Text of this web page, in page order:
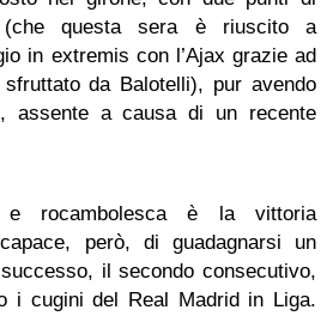
questa sera è riuscito a
in extremis con l’Ajax grazie ad
da Balotelli), pur avendo
assente a causa di un recente
rocambolesca è la vittoria
però, di guadagnarsi un
il secondo consecutivo,
i cugini del Real Madrid in Liga.